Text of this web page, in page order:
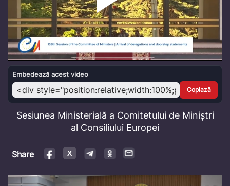
Play
Video
Embedează acest video
Copiază
Sesiunea Ministerială a Comitetului de Miniștri
al Consiliului Europei
Share